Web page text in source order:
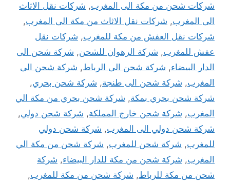
شركات شحن من مكة الى المغرب, شركات نقل الاثاث
الى المغرب, شركات نقل الاثاث من مكة الى المغرب,
شركات نقل العفش من مكة للمغرب, شركات نقل
عفش للمغرب, شركة الرهوان للشحن, شركة شحن الى
الدار البيضاء, شركة شحن الى الرباط, شركة شحن الى
المغرب, شركة شحن الى طنجة, شركة شحن بحري,
شركة شحن بحري بمكة, شركة شحن بحري من مكة الي
المغرب, شركة شحن خارج المملكة, شركة شحن دولي,
شركة شحن دولي الى المغرب, شركة شحن دولي
للمغرب, شركة شحن للمغرب, شركة شحن من مكة الي
المغرب, شركة شحن من مكة للدار البيضاء, شركة
شحن من مكة للرباط, شركة شحن من مكة للمغرب,